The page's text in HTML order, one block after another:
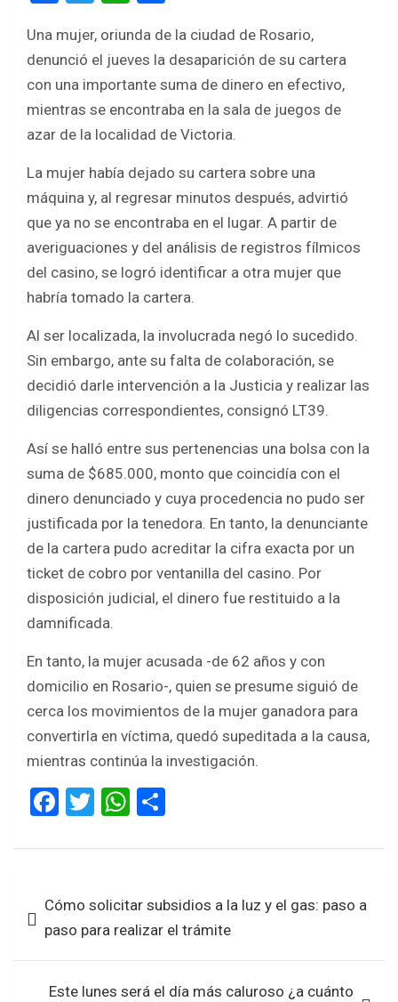
ce
b
o
o
k
tt
er
at
s
A
p
p
ar
e
Una mujer, oriunda de la ciudad de Rosario,
denunció el jueves la desaparición de su cartera
con una importante suma de dinero en efectivo,
mientras se encontraba en la sala de juegos de
azar de la localidad de Victoria.
La mujer había dejado su cartera sobre una
máquina y, al regresar minutos después, advirtió
que ya no se encontraba en el lugar. A partir de
averiguaciones y del análisis de registros fílmicos
del casino, se logró identificar a otra mujer que
habría tomado la cartera.
Al ser localizada, la involucrada negó lo sucedido.
Sin embargo, ante su falta de colaboración, se
decidió darle intervención a la Justicia y realizar las
diligencias correspondientes, consignó LT39.
Así se halló entre sus pertenencias una bolsa con la
suma de $685.000, monto que coincidía con el
dinero denunciado y cuya procedencia no pudo ser
justificada por la tenedora. En tanto, la denunciante
de la cartera pudo acreditar la cifra exacta por un
ticket de cobro por ventanilla del casino. Por
disposición judicial, el dinero fue restituido a la
damnificada.
En tanto, la mujer acusada -de 62 años y con
domicilio en Rosario-, quien se presume siguió de
cerca los movimientos de la mujer ganadora para
convertirla en víctima, quedó supeditada a la causa,
mientras continúa la investigación.
F
ce
o
o
k
T
tt
W
at
A
p
p
ar
de
entradas
Cómo solicitar subsidios a la luz y el gas: paso a
paso para realizar el trámite
Este lunes será el día más caluroso ¿a cuánto